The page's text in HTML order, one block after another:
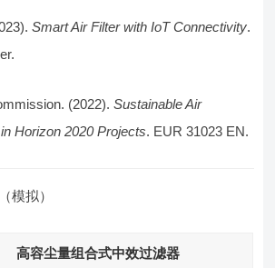
Smart Air Filter with IoT Connectivity.
(2022).Sustainable Air
Horizon 2020 Projects. EUR 31023 EN.
（模拟）
高容尘量组合式中效过滤器